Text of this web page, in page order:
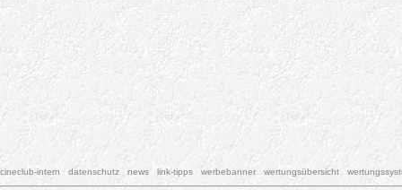
cineclub-intern datenschutz news link-tipps werbebanner wertungsübersicht